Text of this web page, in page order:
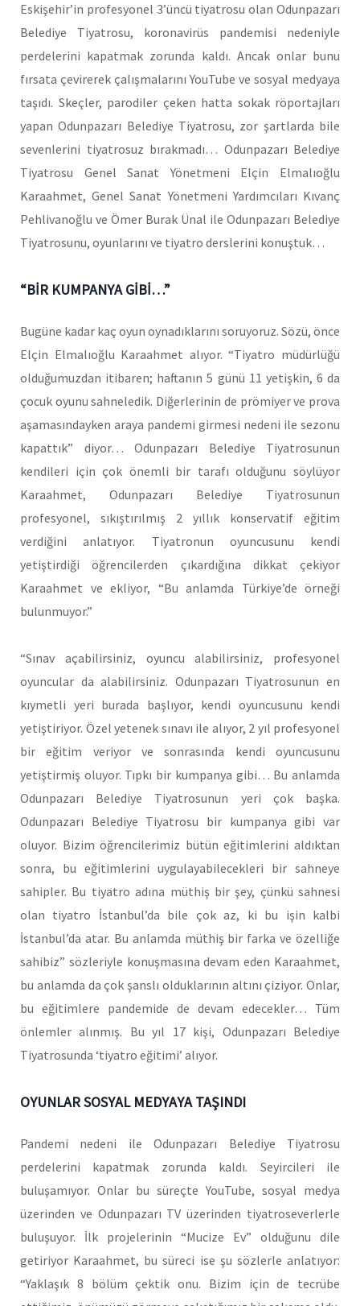
Eskişehir’in profesyonel 3’üncü tiyatrosu olan Odunpazarı
Belediye Tiyatrosu, koronavirüs pandemisi nedeniyle
perdelerini kapatmak zorunda kaldı. Ancak onlar bunu
fırsata çevirerek çalışmalarını YouTube ve sosyal medyaya
taşıdı. Skeçler, parodiler çeken hatta sokak röportajları
yapan Odunpazarı Belediye Tiyatrosu, zor şartlarda bile
sevenlerini tiyatrosuz bırakmadı… Odunpazarı Belediye
Tiyatrosu Genel Sanat Yönetmeni Elçin Elmalıoğlu
Karaahmet, Genel Sanat Yönetmeni Yardımcıları Kıvanç
Pehlivanoğlu ve Ömer Burak Ünal ile Odunpazarı Belediye
Tiyatrosunu, oyunlarını ve tiyatro derslerini konuştuk…
“BİR KUMPANYA GİBİ…”
Bugüne kadar kaç oyun oynadıklarını soruyoruz. Sözü, önce
Elçin Elmalıoğlu Karaahmet alıyor. “Tiyatro müdürlüğü
olduğumuzdan itibaren; haftanın 5 günü 11 yetişkin, 6 da
çocuk oyunu sahneledik. Diğerlerinin de prömiyer ve prova
aşamasındayken araya pandemi girmesi nedeni ile sezonu
kapattık” diyor… Odunpazarı Belediye Tiyatrosunun
kendileri için çok önemli bir tarafı olduğunu söylüyor
Karaahmet, Odunpazarı Belediye Tiyatrosunun
profesyonel, sıkıştırılmış 2 yıllık konservatif eğitim
verdiğini anlatıyor. Tiyatronun oyuncusunu kendi
yetiştirdiği öğrencilerden çıkardığına dikkat çekiyor
Karaahmet ve ekliyor, “Bu anlamda Türkiye’de örneği
bulunmuyor.”
“Sınav açabilirsiniz, oyuncu alabilirsiniz, profesyonel
oyuncular da alabilirsiniz. Odunpazarı Tiyatrosunun en
kıymetli yeri burada başlıyor, kendi oyuncusunu kendi
yetiştiriyor. Özel yetenek sınavı ile alıyor, 2 yıl profesyonel
bir eğitim veriyor ve sonrasında kendi oyuncusunu
yetiştirmiş oluyor. Tıpkı bir kumpanya gibi… Bu anlamda
Odunpazarı Belediye Tiyatrosunun yeri çok başka.
Odunpazarı Belediye Tiyatrosu bir kumpanya gibi var
oluyor. Bizim öğrencilerimiz bütün eğitimlerini aldıktan
sonra, bu eğitimlerini uygulayabilecekleri bir sahneye
sahipler. Bu tiyatro adına müthiş bir şey, çünkü sahnesi
olan tiyatro İstanbul’da bile çok az, ki bu işin kalbi
İstanbul’da atar. Bu anlamda müthiş bir farka ve özelliğe
sahibiz” sözleriyle konuşmasına devam eden Karaahmet,
bu anlamda da çok şanslı olduklarının altını çiziyor. Onlar,
bu eğitimlere pandemide de devam edecekler… Tüm
önlemler alınmış. Bu yıl 17 kişi, Odunpazarı Belediye
Tiyatrosunda ‘tiyatro eğitimi’ alıyor.
OYUNLAR SOSYAL MEDYAYA TAŞINDI
Pandemi nedeni ile Odunpazarı Belediye Tiyatrosu
perdelerini kapatmak zorunda kaldı. Seyircileri ile
buluşamıyor. Onlar bu süreçte YouTube, sosyal medya
üzerinden ve Odunpazarı TV üzerinden tiyatroseverlerle
buluşuyor. İlk projelerinin “Mucize Ev” olduğunu dile
getiriyor Karaahmet, bu süreci ise şu sözlerle anlatıyor:
“Yaklaşık 8 bölüm çektik onu. Bizim için de tecrübe